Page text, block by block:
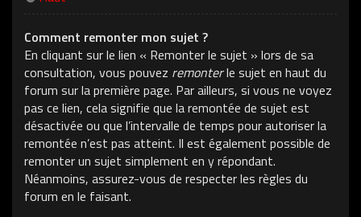
Comment remonter mon sujet ?
En cliquant sur le lien « Remonter le sujet » lors de sa
consultation, vous pouvez remonterle sujet en haut du
forum sur la première page. Par ailleurs, si vous ne voyez
pas ce lien, cela signifie que la remontée de sujet est
désactivée ou que l’intervalle de temps pour autoriser la
remontée n’est pas atteint. Il est également possible de
remonter un sujet simplement en y répondant.
Néanmoins, assurez-vous de respecter les règles du
forum en le faisant.